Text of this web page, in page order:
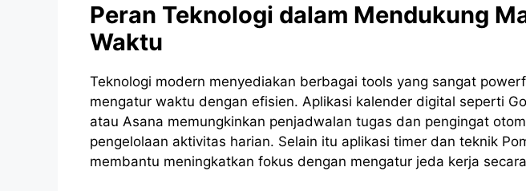
Peran Teknologi dalam Mendukung
Waktu
Teknologi modern menyediakan berbagai tools yang sangat
mengatur waktu dengan efisien. Aplikasi kalender digital seperti
atau Asana memungkinkan penjadwalan tugas dan pengingat
pengelolaan aktivitas harian. Selain itu aplikasi timer dan teknik
membantu meningkatkan fokus dengan mengatur jeda kerja